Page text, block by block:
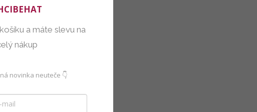
a máte slevu na
nákup
novinka neuteče 👇